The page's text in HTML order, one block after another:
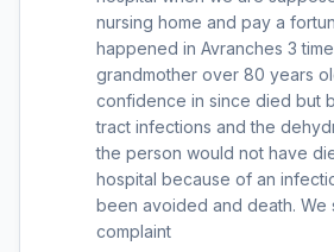
nursing home and pay a
happened in Avranches 3
grandmother over 80 years
confidence in since died but
tract infections and the
the person would not have
hospital because of an
been avoided and death. We
complaint